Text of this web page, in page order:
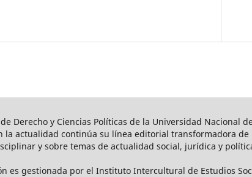
Derecho y Ciencias Políticas de la Universidad Nacional
la actualidad continúa su línea editorial transformadora
y sobre temas de actualidad social, jurídica y
es gestionada por el Instituto Intercultural de Estudios